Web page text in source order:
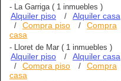
- La Garriga( 1 inmuebles )
Alquiler piso / Alquiler casa
/ Compra piso /
Compra
casa
- Lloret de Mar ( 1 inmuebles )
Alquiler piso / Alquiler casa
/ Compra piso /
Compra
casa